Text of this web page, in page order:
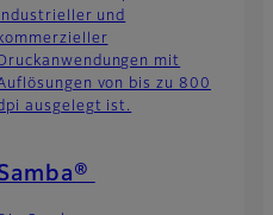
industrieller und
kommerzieller
Druckanwendungen mit
von bis zu 800
ausgelegt ist.